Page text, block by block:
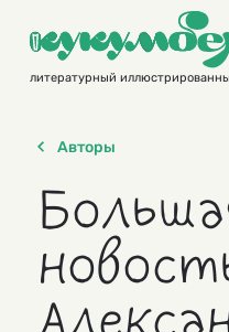
contentлитературный
Авторы